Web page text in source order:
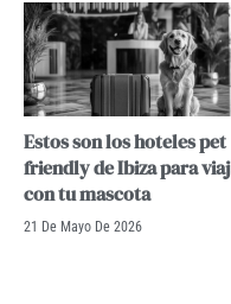
Estos son los hoteles pet
friendly de Ibiza para
con tu mascota
21 De Mayo De 2026